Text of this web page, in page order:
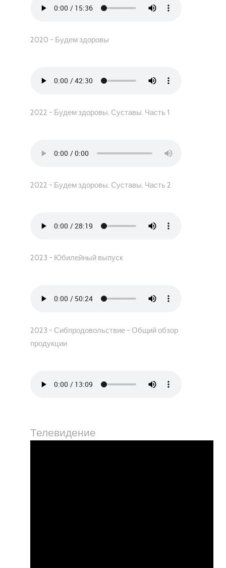
2020 - Будем здоровы
2022 - Будем здоровы. Суставы. Часть 1
2022 - Будем здоровы. Суставы. Часть 2
2023 - Юбилейный выпуск
2023 - Сибпродовольствие - Общий обзор
продукции
Телевидение